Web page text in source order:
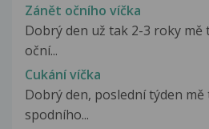
Zánět očního víčka
Dobrý den už tak 2-3 roky mě
oční...
Cukání víčka
Dobrý den, poslední týden
spodního...